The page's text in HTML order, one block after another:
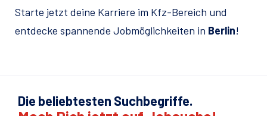
Starte jetzt deine Karriere im Kfz-Bereich und
entdecke spannende Jobmöglichkeiten in Berlin!
Die beliebtesten Suchbegriffe.